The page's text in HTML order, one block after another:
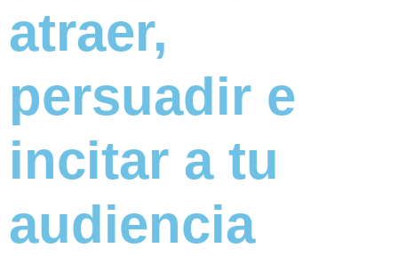
atraer,
persuadir e
incitar a tu
audiencia